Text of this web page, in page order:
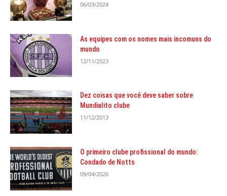
06/03/2024
As equipes com os nomes mais incomuns do
mundo
12/11/2023
Dez coisas que você deve saber sobre
Mundialito clube
11/12/2013
O primeiro clube profissional do mundo:
Condado de Notts
09/04/2026